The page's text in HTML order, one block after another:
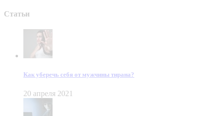
Статьи
Как уберечь себя от мужчины тирана?
20 апреля 2021